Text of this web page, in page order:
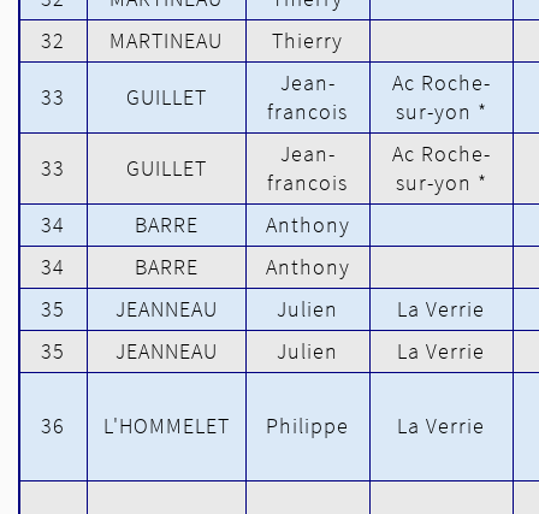
32
MARTINEAU Thierry
33 GUILLET
Jean-
francois
Ac Roche-
sur-yon *
33 GUILLET
Jean-
francois
Ac Roche-
sur-yon *
34
BARRE
Anthony
34
BARRE
Anthony
35
JEANNEAU Julien
La Verrie
35
JEANNEAU Julien La Verrie
36 L'HOMMELET Philippe La Verrie